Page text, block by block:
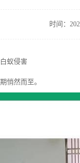
时间：
蚁侵害
悄然而至。